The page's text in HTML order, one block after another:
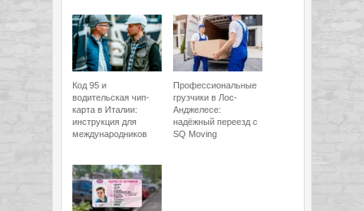
Код 95 и
водительская чип-
карта в Италии:
инструкция для
международников
Профессиональные
грузчики в Лос-
Анджелесе:
надёжный переезд с
SQ Moving